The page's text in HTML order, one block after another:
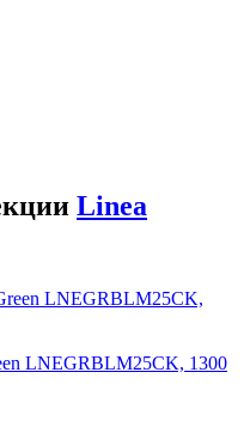
Linea
LNEGRBLM25CK, 1300